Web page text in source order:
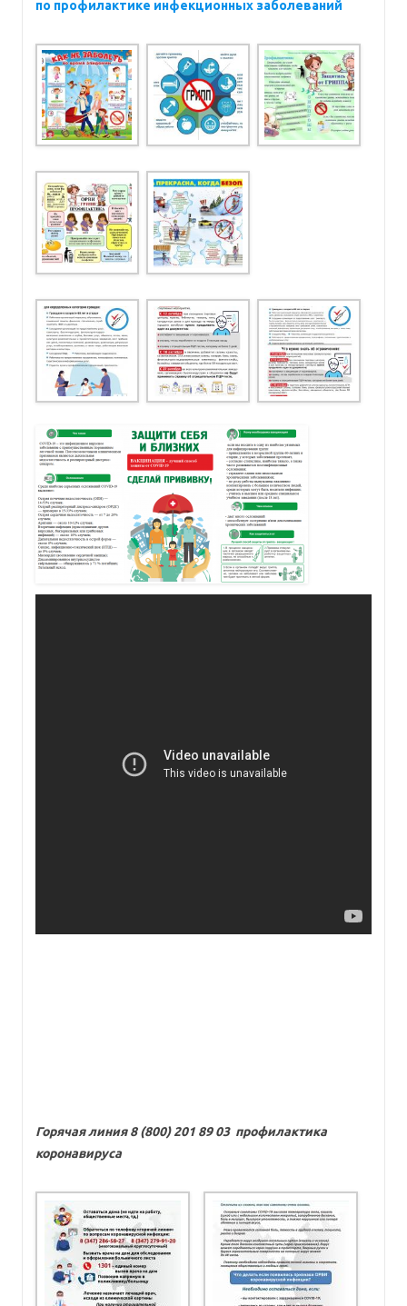
по профилактике инфекционных заболеваний
Горячая линия 8 (800) 201 89 03 профилактика
коронавируса